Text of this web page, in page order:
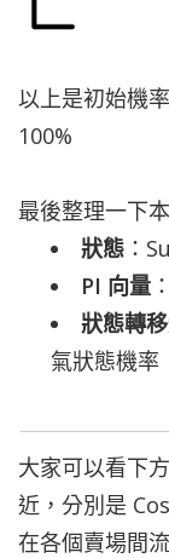
以上是初始機
100%
最後整理一下
狀態 ：
PI 向量
狀態轉
氣狀態機率
大家可以看下
近，分別是
在各個賣場間